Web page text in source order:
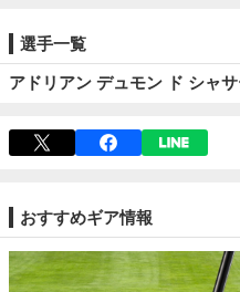
選手一覧
アドリアン デュモン ド シャ
おすすめギア情報